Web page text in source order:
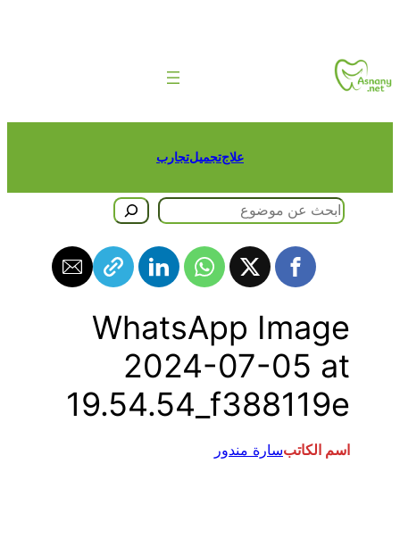
علاجتجميلتجارب
WhatsApp Image
2024-07-05 at
19.54.54_f388119e
اسم الكاتبسارة مندور